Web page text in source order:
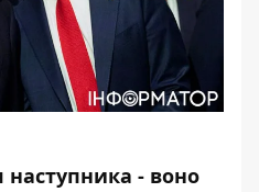
наступника - воно